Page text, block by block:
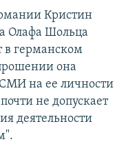
Кристин
Олафа Шольца
в германском
она
на ее личности
не допускает
деятельности